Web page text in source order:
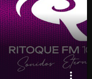
more_vert